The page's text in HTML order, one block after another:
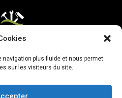
plus fluide et nous permet
sur les visiteurs du site.
ma page à jour